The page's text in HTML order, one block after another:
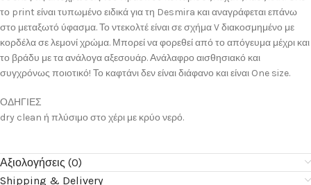
το print είναι τυπωμένο ειδικά για τη Desmira και αναγράφεται επάνω
στο μεταξωτό ύφασμα. Το ντεκολτέ είναι σε σχήμα V διακοσμημένο με
κορδέλα σε λεμονί χρώμα. Μπορεί να φορεθεί από το απόγευμα μέχρι και
το βράδυ με τα ανάλογα αξεσουάρ. Ανάλαφρο αισθησιακό και
συγχρόνως ποιοτικό! Το καφτάνι δεν είναι διάφανο και είναι One size.
ΟΔΗΓΙΕΣ
dry clean ή πλύσιμο στο χέρι με κρύο νερό.
Αξιολογήσεις (0)
Shipping & Delivery